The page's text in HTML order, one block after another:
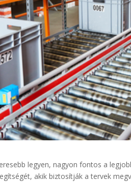
legyen, nagyon fontos a
akik biztosítják a tervek